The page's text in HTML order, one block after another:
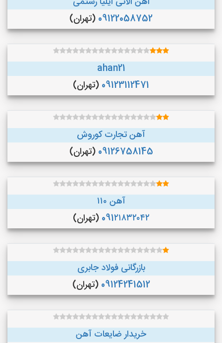
09122058752 (تهران)
ahan21
09123112471 (تهران)
آهن تجارت کوروش
09126758145 (تهران)
آهن ۱۱۰
091۲۱۸۳۲۰۴۲ (تهران)
بازرگانی فولاد جابری
09124241512 (تهران)
خریدار ضایعات آهن